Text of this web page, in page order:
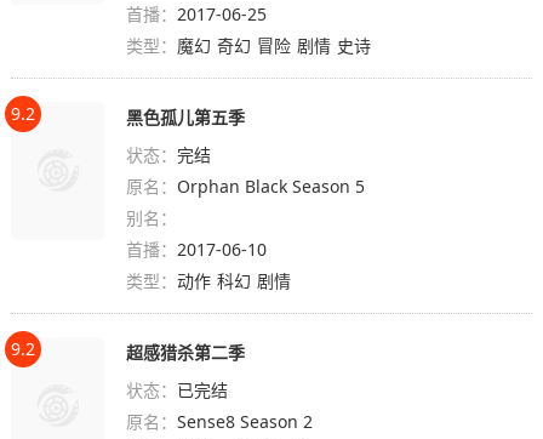
首播：2017-06-25
类型： 魔幻 奇幻 冒险 剧情 史诗
9.2
黑色孤儿第五季
状态：完结
原名： Orphan Black Season 5
别名：
首播： 2017-06-10
类型：动作 科幻 剧情
9.2
超感猎杀第二季
状态： 已完结
原名：Sense8 Season 2